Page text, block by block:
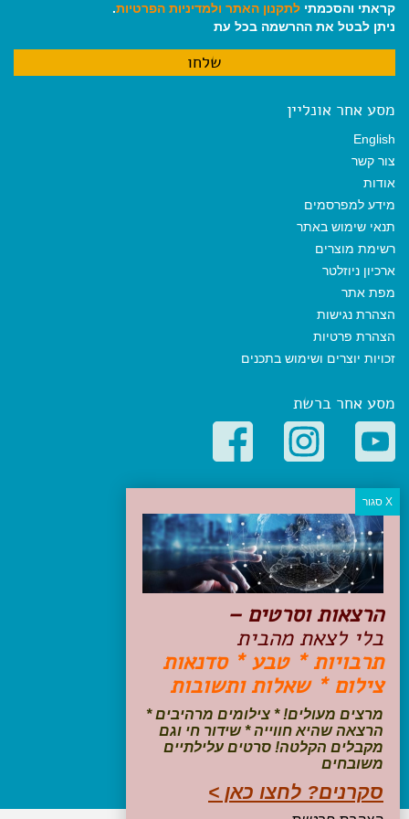
קראתי והסכמתי לתקנון האתר ולמדיניות הפרטיות.
ניתן לבטל את ההרשמה בכל עת
מסע אחר אונליין
English
צור קשר
אודות
מידע למפרסמים
תנאי שימוש באתר
רשימת מוצרים
ארכיון ניוזלטר
מפת אתר
הצהרת נגישות
הצהרת פרטיות
זכויות יוצרים ושימוש בתכנים
מסע אחר ברשת
קטגוריות פופולריות
יעדים
טיולים בישראל
מלונות בוטיק בישראל
טיפים והמלצות
הכנות לנסיעה
טיולי ג'יפים
טיולים עם ילדים
שייט, הפלגות, קרוזים
עקבו אחרינו בפייסבוק
הרצאות וסרטים –
בלי לצאת מהבית
תרבויות * טבע * סדנאות
צילום * שאלות ותשובות
מרצים מעולים! * צילומים מרהיבים *
הרצאה שהיא חווייה * שידור חי וגם
מקבלים הקלטה! סרטים עלילתיים
משובחים
סקרנים? לחצו כאן >